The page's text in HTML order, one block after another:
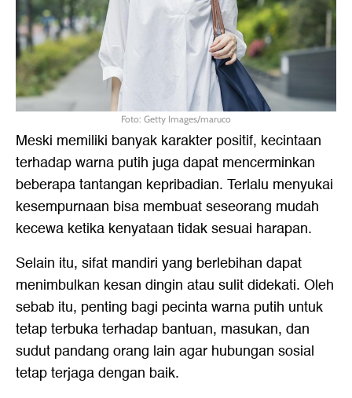
Foto: Getty Images/maruco
Meski memiliki banyak karakter positif, kecintaan
terhadap warna putih juga dapat mencerminkan
beberapa tantangan kepribadian. Terlalu menyukai
kesempurnaan bisa membuat seseorang mudah
kecewa ketika kenyataan tidak sesuai harapan.
Selain itu, sifat mandiri yang berlebihan dapat
menimbulkan kesan dingin atau sulit didekati. Oleh
sebab itu, penting bagi pecinta warna putih untuk
tetap terbuka terhadap bantuan, masukan, dan
sudut pandang orang lain agar hubungan sosial
tetap terjaga dengan baik.